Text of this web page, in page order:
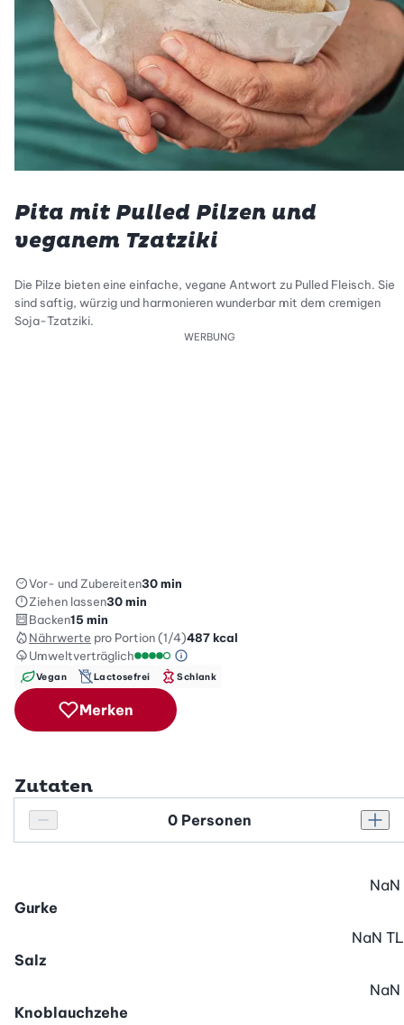
Pita mit Pulled Pilzen und
veganem Tzatziki
Die Pilze bieten eine einfache, vegane Antwort zu Pulled Fleisch. Sie
sind saftig, würzig und harmonieren wunderbar mit dem cremigen
Soja-Tzatziki.
WERBUNG
Vor- und Zubereiten30 min
Ziehen lassen30 min
Backen15 min
Nährwerte pro Portion (1/4)487kcal
Umweltverträglich
Umweltverträglichkeitsskala: 4 von 5
Green Betty Skala Info
Vegan Lactosefrei Schlank
Merken
Zutaten
Personenanzahl verringern
Personenanzahl
Gurke
NaN
Salz
NaN TL
Knoblauchzehe
NaN